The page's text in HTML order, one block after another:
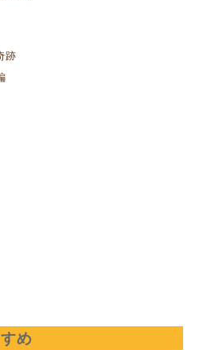
跡
め